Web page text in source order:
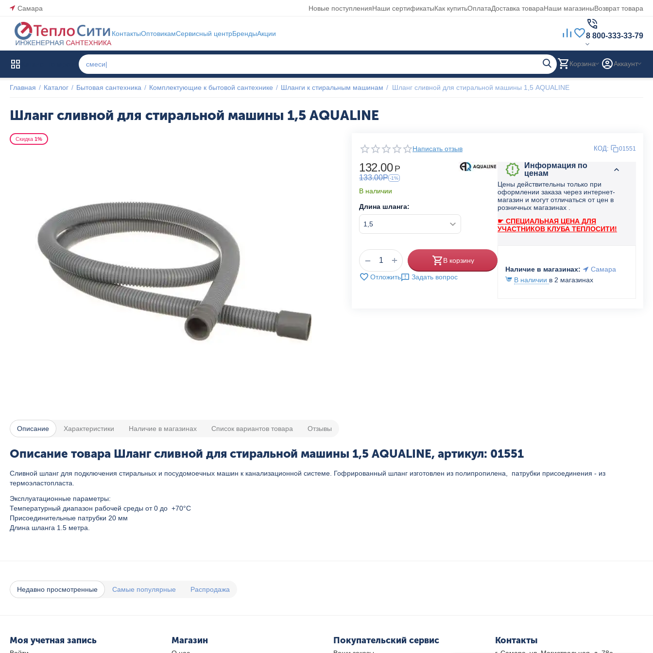
Самара Новые поступленияНаши сертификатыКак купитьОплатаДоставка товараНаши магазиныВозврат товара
КонтактыОптовикамСервисный центрБрендыАкции 8 800-333-33-79
Корзина Аккаунт
Главная / Каталог / Бытовая сантехника / Комплектующие к бытовой сантехнике / Шланги к стиральным машинам / Шланг сливной для стиральной машины 1,5 AQUALINE
Шланг сливной для стиральной машины 1,5 AQUALINE
Скидка 1%
Написать отзыв КОД: 01551
132.00 Р
133.00Р -1%
В наличии
Длина шланга:
+
− В корзину
Отложить Задать вопрос
Информация по
ценам
Цены действительны только при
оформлении заказа через интернет-
магазин и могут отличаться от цен в
розничных магазинах .
☛ СПЕЦИАЛЬНАЯ ЦЕНА ДЛЯ
УЧАСТНИКОВ КЛУБА ТЕПЛОСИТИ!
Наличие в магазинах:
Самара
В наличии в 2 магазинах
Описание Характеристики Наличие в магазинах Список вариантов товара Отзывы
Описание товара Шланг сливной для стиральной машины 1,5 AQUALINE, артикул: 01551
Сливной шланг для подключения стиральных и посудомоечных машин к канализационной системе. Гофрированный шланг изготовлен из полипропилена, патрубки присоединения - из
термоэластопласта.
Эксплуатационные параметры:
Температурный диапазон рабочей среды от 0 до +70°C
Присоединительные патрубки 20 мм
Длина шланга 1.5 метра.
Недавно просмотренные Самые популярные Распродажа
Моя учетная запись Магазин Покупательский сервис Контакты